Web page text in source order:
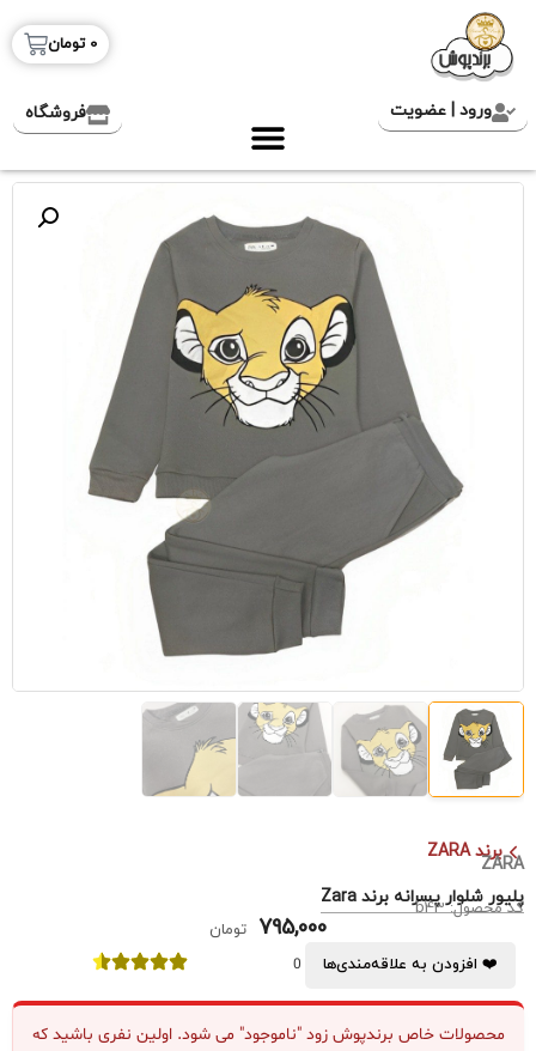
0 تومان
ورود | عضویت فروشگاه
برند ZARA
ZARA
پلیور شلوار پسرانه برند Zara
کد محصول: b43
795,000
تومان
❤️ افزودن به علاقه‌مندی‌ها
0
محصولات خاص برندپوش زود "ناموجود" می شود. اولین نفری باشید که